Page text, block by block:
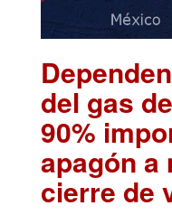
del gas
90%
apagón a
cierre de